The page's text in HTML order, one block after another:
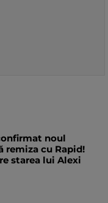
noul
remiza cu Rapid!
starea lui Alexi